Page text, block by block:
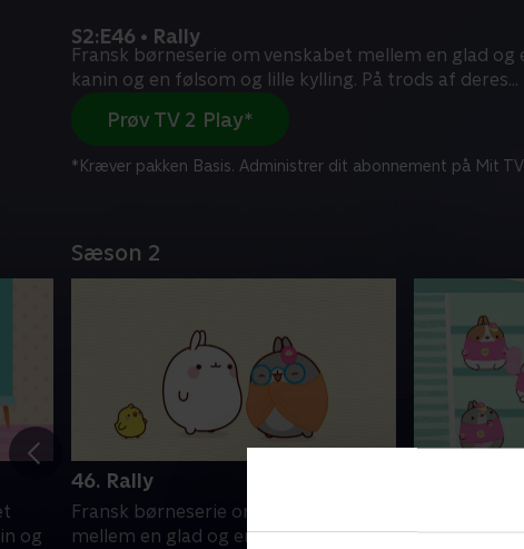
S2:E46 • Rally
Fransk børneserie om venskabet mellem en glad og
kanin og en følsom og lille kylling. På trods af deres...
Prøv TV 2 Play*
*Kræver pakken Basis. Administrer dit abonnement på Mit TV
Sæson 2
og
46. Rally
Fransk børneserie om venskabet
mellem en glad og energisk kanin og
mellem en